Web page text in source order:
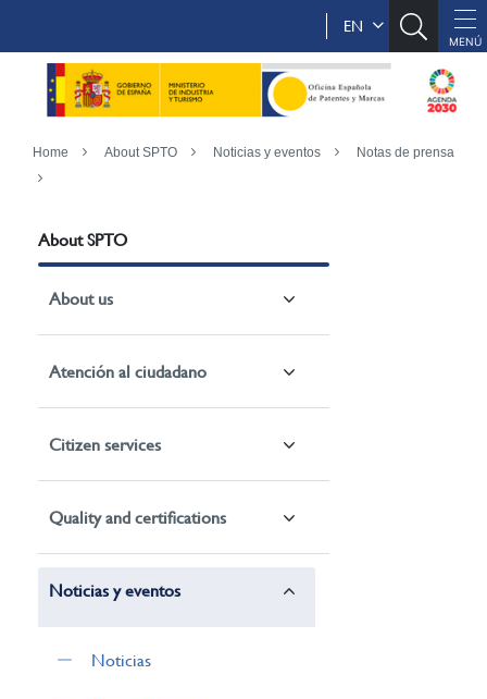
EN
Home About SPTO Noticias y eventos Notas de prensa
About SPTO
About us
Atención al ciudadano
Citizen services
Quality and certifications
Noticias y eventos
Noticias